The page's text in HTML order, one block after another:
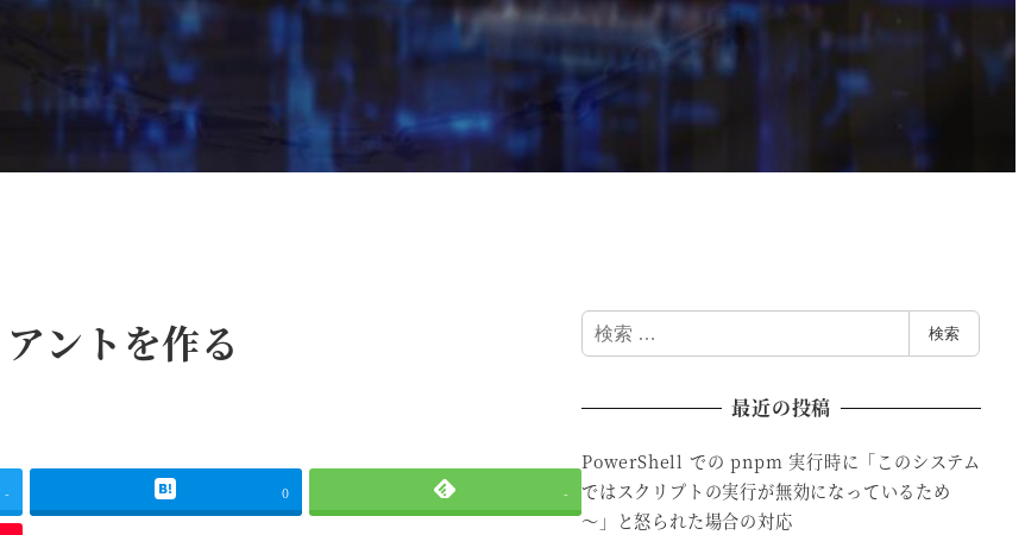
ントを作る
- 0 -
検
索
検索
最近の投稿
PowerShell での pnpm 実行時に「このシステム
ではスクリプトの実行が無効になっているため
～」と怒られた場合の対応